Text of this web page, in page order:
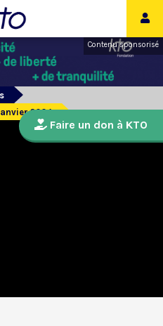
Contenu sponsorisé
2024
Faire un don à KTO